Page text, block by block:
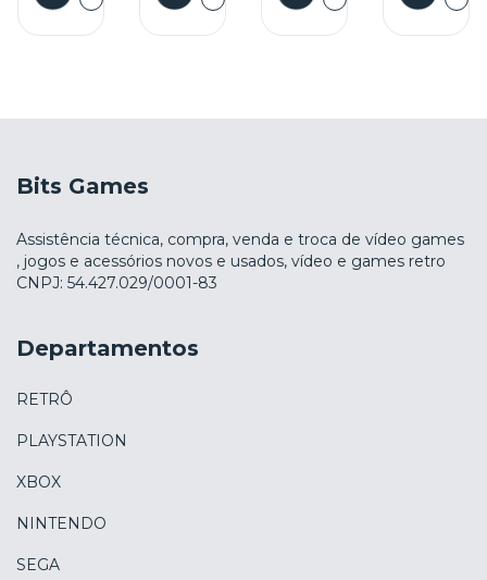
Bits Games
Assistência técnica, compra, venda e troca de vídeo games
, jogos e acessórios novos e usados, vídeo e games retro
CNPJ: 54.427.029/0001-83
Departamentos
RETRÔ
PLAYSTATION
XBOX
NINTENDO
SEGA